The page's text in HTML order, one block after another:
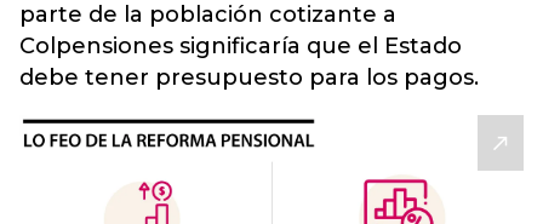
parte de la población cotizante a
Colpensiones significaría que el Estado
debe tener presupuesto para los pagos.